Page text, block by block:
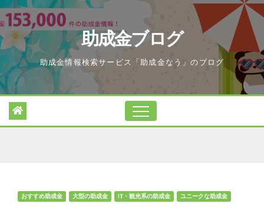
Skip
to
content
助成金ブログ
助成金情報検索サービス「助成金なう」のブログ
おすすめ助成金 大型の助成金 IT・観光系の助成金 ユニークな助成金